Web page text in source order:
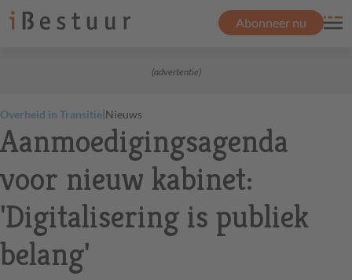
Abonneer nu
(advertentie)
Overheid in Transitie|Nieuws
Aanmoedigingsagenda
voor nieuw kabinet:
'Digitalisering is publiek
belang'